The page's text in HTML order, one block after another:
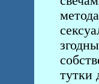
тутки